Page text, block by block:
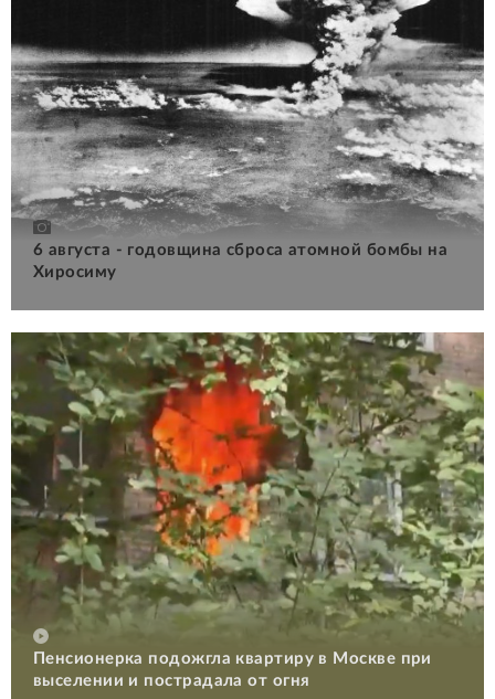
6 августа - годовщина сброса атомной бомбы на
Хиросиму
Пенсионерка подожгла квартиру в Москве при
выселении и пострадала от огня